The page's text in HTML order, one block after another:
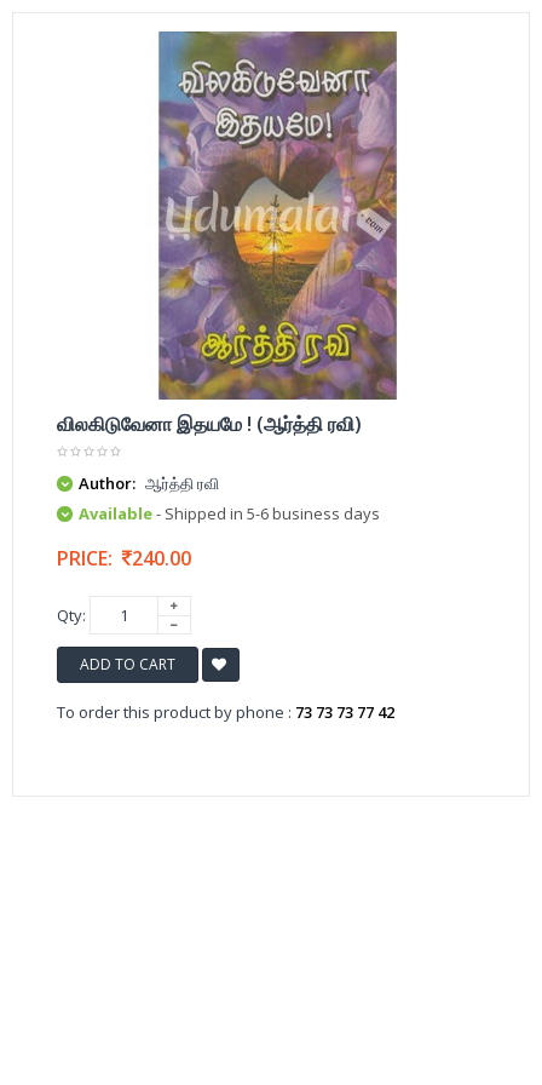
விலகிடுவேனா இதயமே ! (ஆர்த்தி ரவி)
Author: ஆர்த்தி ரவி
Available- Shipped in 5-6 business days
PRICE: 240.00
Qty:
ADD TO CART
To order this product by phone : 73 73 73 77 42